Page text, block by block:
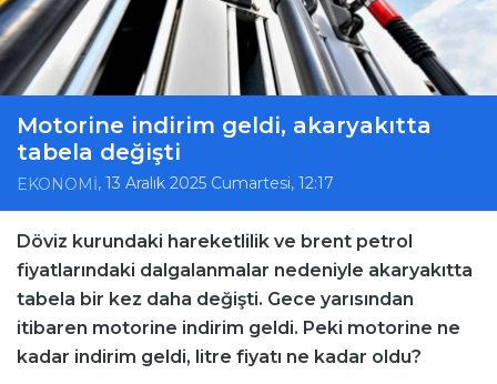
Motorine indirim geldi, akaryakıtta
tabela değişti
EKONOMİ, 13 Aralık 2025 Cumartesi, 12:17
Döviz kurundaki hareketlilik ve brent petrol
fiyatlarındaki dalgalanmalar nedeniyle akaryakıtta
tabela bir kez daha değişti. Gece yarısından
itibaren motorine indirim geldi. Peki motorine ne
kadar indirim geldi, litre fiyatı ne kadar oldu?